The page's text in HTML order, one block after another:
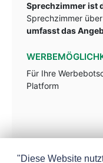
Sprechzimmer ist
Sprechzimmer
umfasst das
Für Ihre
Platform
"Diese Website